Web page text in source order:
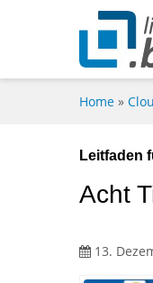
Home »
Leitfaden
Acht
13.